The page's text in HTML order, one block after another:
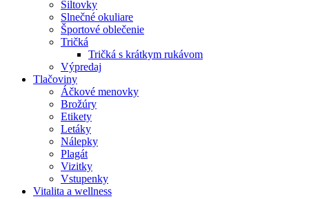
Šiltovky
Slnečné okuliare
Športové oblečenie
Tričká
Tričká s krátkym rukávom
Výpredaj
Tlačoviny
Áčkové menovky
Brožúry
Etikety
Letáky
Nálepky
Plagát
Vizitky
Vstupenky
Vitalita a wellness